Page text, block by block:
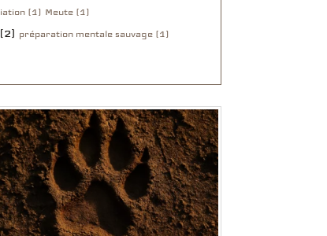
(1) Meute (1)
préparation mentale sauvage (1)